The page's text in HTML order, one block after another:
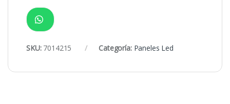
SKU: 7014215 Categoría: Paneles Led